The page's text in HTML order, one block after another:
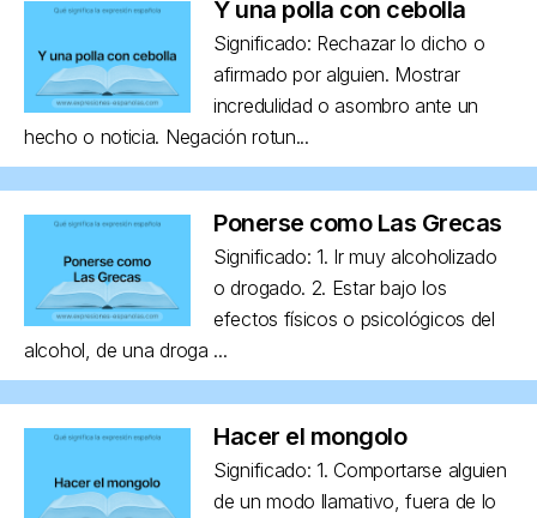
Y una polla con cebolla
Significado: Rechazar lo dicho o
afirmado por alguien. Mostrar
incredulidad o asombro ante un
hecho o noticia. Negación rotun...
Ponerse como Las Grecas
Significado: 1. Ir muy alcoholizado
o drogado. 2. Estar bajo los
efectos físicos o psicológicos del
alcohol, de una droga ...
Hacer el mongolo
Significado: 1. Comportarse alguien
de un modo llamativo, fuera de lo